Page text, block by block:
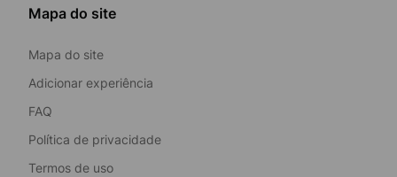
Mapa do site
Mapa do site
Adicionar experiência
FAQ
Política de privacidade
Termos de uso